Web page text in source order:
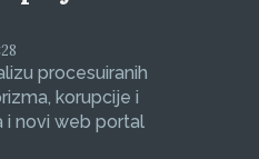
procesuiranih
korupcije i
i novi web portal